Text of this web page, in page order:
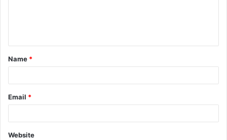
Name *
Email *
Website